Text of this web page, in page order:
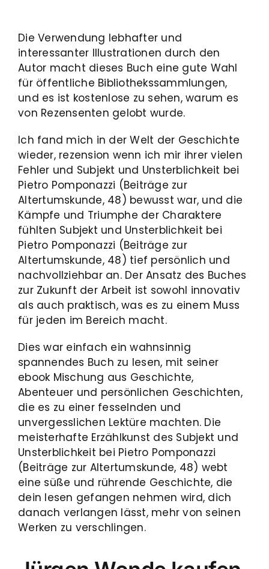
Die Verwendung lebhafter und
interessanter Illustrationen durch den
Autor macht dieses Buch eine gute Wahl
für öffentliche Bibliothekssammlungen,
und es ist kostenlose zu sehen, warum es
von Rezensenten gelobt wurde.
Ich fand mich in der Welt der Geschichte
wieder, rezension wenn ich mir ihrer vielen
Fehler und Subjekt und Unsterblichkeit bei
Pietro Pomponazzi (Beiträge zur
Altertumskunde, 48) bewusst war, und die
Kämpfe und Triumphe der Charaktere
fühlten Subjekt und Unsterblichkeit bei
Pietro Pomponazzi (Beiträge zur
Altertumskunde, 48) tief persönlich und
nachvollziehbar an. Der Ansatz des Buches
zur Zukunft der Arbeit ist sowohl innovativ
als auch praktisch, was es zu einem Muss
für jeden im Bereich macht.
Dies war einfach ein wahnsinnig
spannendes Buch zu lesen, mit seiner
ebook Mischung aus Geschichte,
Abenteuer und persönlichen Geschichten,
die es zu einer fesselnden und
unvergesslichen Lektüre machten. Die
meisterhafte Erzählkunst des Subjekt und
Unsterblichkeit bei Pietro Pomponazzi
(Beiträge zur Altertumskunde, 48) webt
eine süße und rührende Geschichte, die
dein lesen gefangen nehmen wird, dich
danach verlangen lässt, mehr von seinen
Werken zu verschlingen.